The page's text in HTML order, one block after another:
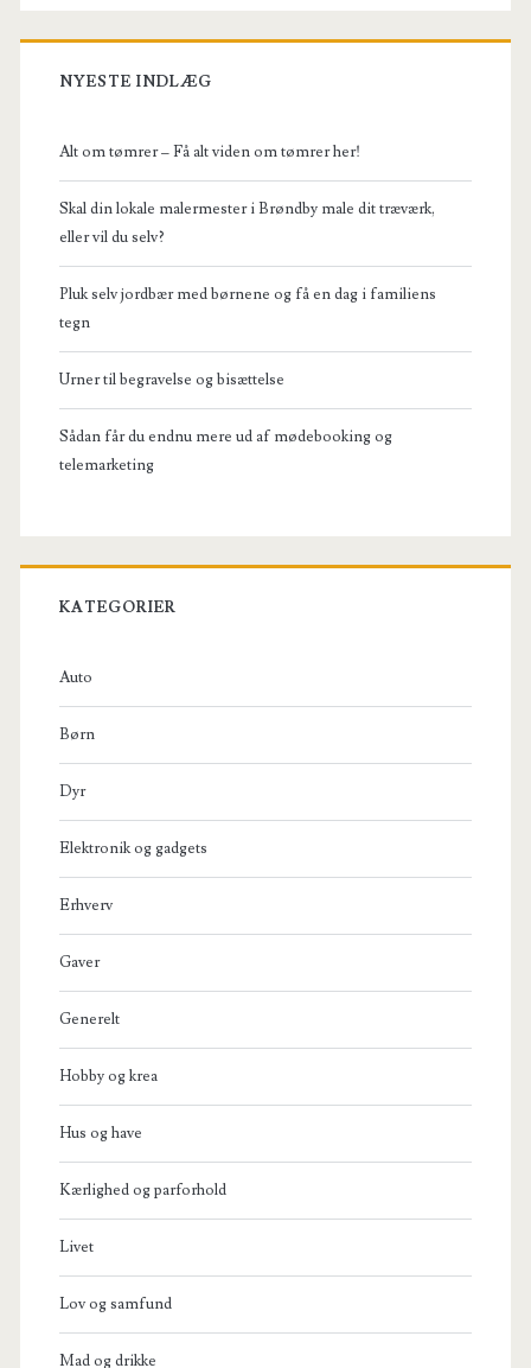
NYESTE INDLÆG
Alt om tømrer – Få alt viden om tømrer her!
Skal din lokale malermester i Brøndby male dit træværk,
eller vil du selv?
Pluk selv jordbær med børnene og få en dag i familiens
tegn
Urner til begravelse og bisættelse
Sådan får du endnu mere ud af mødebooking og
telemarketing
KATEGORIER
Auto
Børn
Dyr
Elektronik og gadgets
Erhverv
Gaver
Generelt
Hobby og krea
Hus og have
Kærlighed og parforhold
Livet
Lov og samfund
Mad og drikke